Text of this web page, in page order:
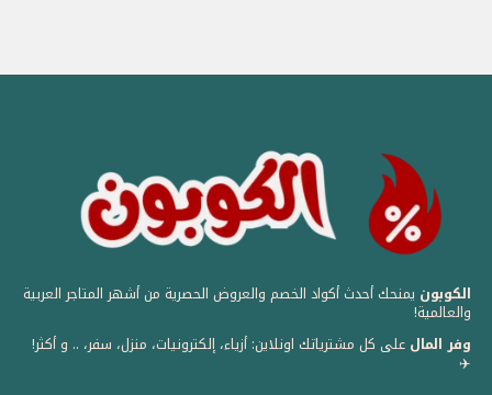
الكوبون يمنحك أحدث أكواد الخصم والعروض الحصرية من أشهر المتاجر العربية
والعالمية! ️
وفر المال على كل مشترياتك اونلاين: أزياء، إلكترونيات، منزل، سفر، .. و أكثر!
✈️